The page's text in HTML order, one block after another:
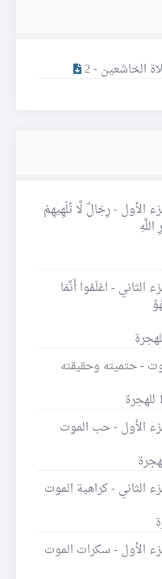
الخاشعين - 2
2 - الجزء الأول - رِجَالٌ لَّا تُلْهِيهِمْ
2 - الجزء الثاني - اعْلَمُوا أَنَّمَا
5 - الجزء الأول - سكرات الموت